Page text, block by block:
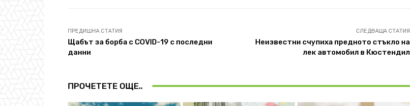
ПРЕДИШНА СТАТИЯ
Щабът за борба с COVID-19 с последни
данни
СЛЕДВАЩА СТАТИЯ
Неизвестни счупиха предното стъкло на
лек автомобил в Кюстендил
ПРОЧЕТЕТЕ ОЩЕ..